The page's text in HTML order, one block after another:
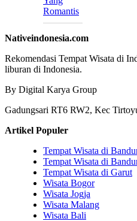
Romantis
Nativeindonesia.com
Rekomendasi Tempat Wisata di
liburan di Indonesia.
By Digital Karya Group
Gadungsari RT6 RW2, Kec
Artikel Populer
Tempat Wisata di
Tempat Wisata di
Tempat Wisata di Garut
Wisata Bogor
Wisata Jogja
Wisata Malang
Wisata Bali